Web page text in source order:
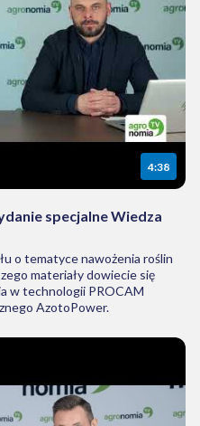
4:38
specjalne Wiedza
o tematyce nawożenia roślin
materiały dowiecie się
w technologii PROCAM
AzotoPower.